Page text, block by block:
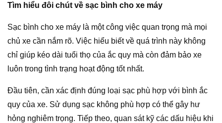
Tìm hiểu đôi chút về sạc bình cho xe máy
Sạc bình cho xe máy là một công việc quan trọng mà mọi
chủ xe cần nắm rõ. Việc hiểu biết về quá trình này không
chỉ giúp kéo dài tuổi thọ của ắc quy mà còn đảm bảo xe
luôn trong tình trạng hoạt động tốt nhất.
Đầu tiên, cần xác định đúng loại sạc phù hợp với bình ắc
quy của xe. Sử dụng sạc không phù hợp có thể gây hư
hỏng nghiêm trọng. Tiếp theo, quan sát kỹ các dấu hiệu khi